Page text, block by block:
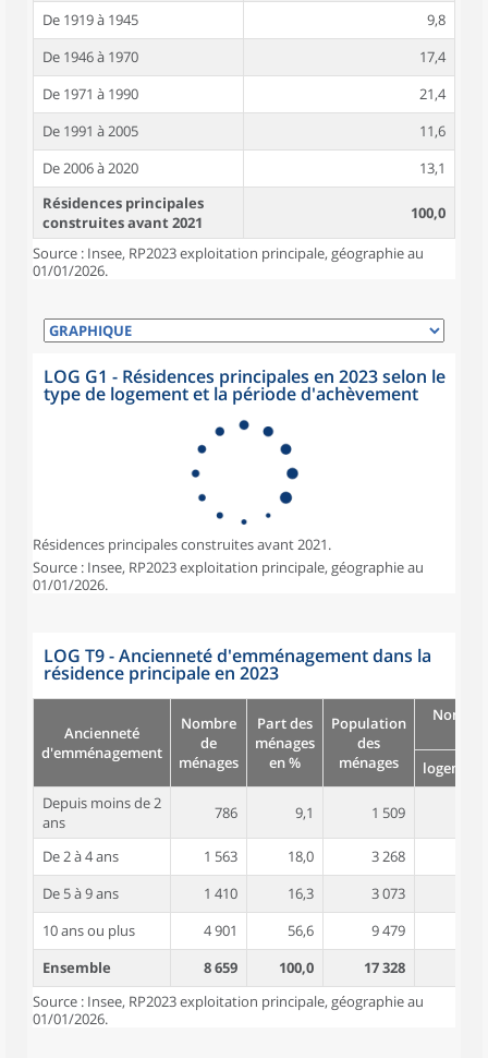
De 1919 à 1945
9,8
De 1946 à 1970
17,4
De 1971 à 1990
21,4
De 1991 à 2005
11,6
De 2006 à 2020
13,1
Résidences principales
construites avant 2021
100,0
Source : Insee, RP2023 exploitation principale, géographie au
01/01/2026.
LOG G1 - Résidences principales en 2023 selon le
type de logement et la période d'achèvement
Résidences principales construites avant 2021.
Source : Insee, RP2023 exploitation principale, géographie au
01/01/2026.
LOG T9 - Ancienneté d'emménagement dans la
résidence principale en 2023
Ancienneté
d'emménagement
Nombre
de
ménages
Part des
ménages
en %
Population
des
ménages
logement
Depuis moins de 2
ans
786 9,1 1 509
De 2 à 4 ans 1 563 18,0 3 268
De 5 à 9 ans
1 410 16,3 3 073
10 ans ou plus
4 901 56,6 9 479
Ensemble
8 659 100,0 17 328
Source : Insee, RP2023 exploitation principale, géographie au
01/01/2026.